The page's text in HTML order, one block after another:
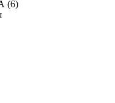
(6)